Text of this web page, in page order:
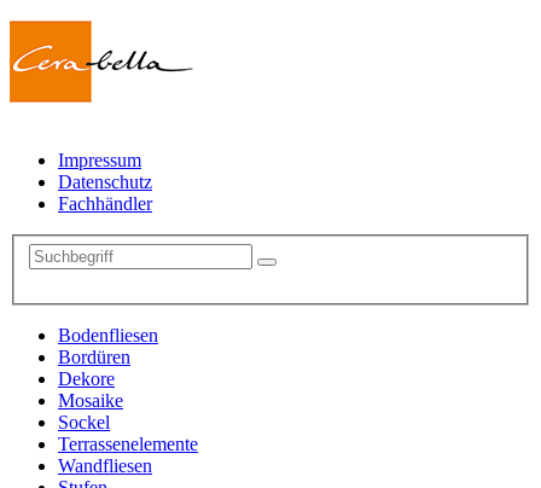
Impressum
Datenschutz
Fachhändler
Bodenfliesen
Bordüren
Dekore
Mosaike
Sockel
Terrassenelemente
Wandfliesen